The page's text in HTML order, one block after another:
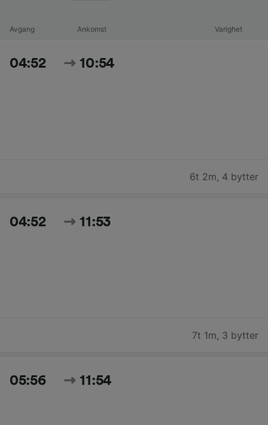
Avgang Ankomst Varighet
04:52 10:54
6t 2m, 4 bytter
04:52 11:53
7t 1m, 3 bytter
05:56 11:54